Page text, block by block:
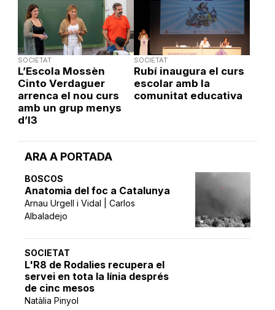
ARA A PORTADA
BOSCOS
Anatomia del foc a Catalunya
Arnau Urgell i Vidal | Carlos
Albaladejo
SOCIETAT
L'R8 de Rodalies recupera el
servei en tota la línia després
de cinc mesos
Natàlia Pinyol
SOCIETAT
L’Escola Mossèn
Cinto Verdaguer
arrenca el nou curs
amb un grup menys
d’I3
SOCIETAT
Rubí inaugura el curs
escolar amb la
comunitat educativa